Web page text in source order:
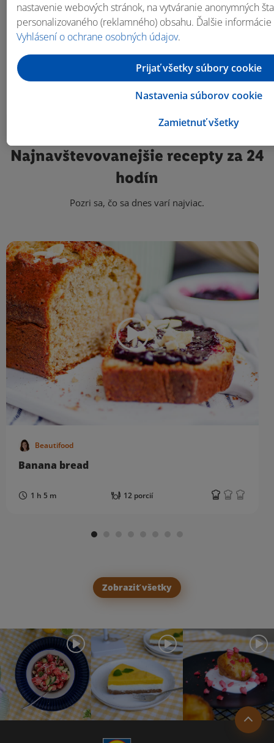
E-mail
Odoberať
Najnavštevovanejšie recepty za 24
hodín
Pozri sa, čo sa dnes varí najviac.
Beautifood
Banana bread
1 h 5 m 12 porcií
Zobraziť všetky
nastavenie webových stránok, na vytváranie anonymných
personalizovaného (reklamného) obsahu. Ďalšie
Vyhlásení o ochrane osobných údajov.
Zamietnuť všetky
Nastavenia súborov cookie
Prijať všetky súbory cookie